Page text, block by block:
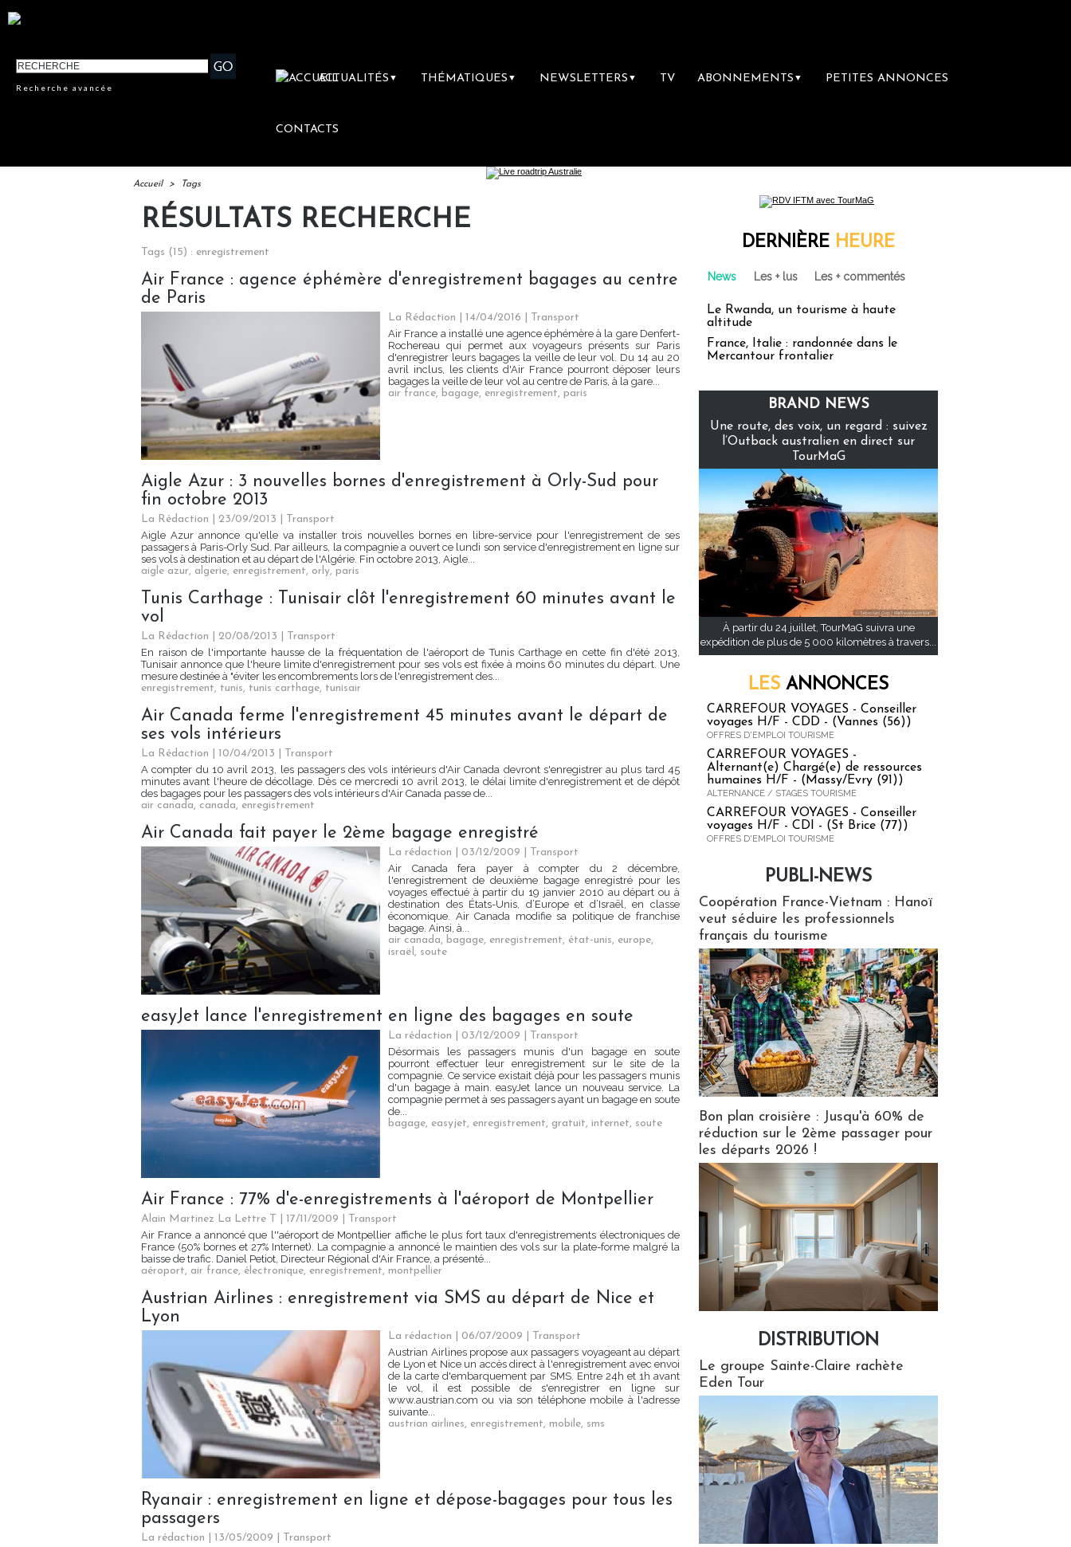
Recherche avancée
ACTUALITÉS ▼ THÉMATIQUES ▼ NEWSLETTERS ▼ TV ABONNEMENTS ▼ PETITES ANNONCES
CONTACTS
Accueil > Tags
RÉSULTATS RECHERCHE
Tags (15) : enregistrement
Air France : agence éphémère d'enregistrement bagages au centre
de Paris
La Rédaction | 14/04/2016
Transport
Air France a installé une agence éphémère à la gare Denfert-
Rochereau qui permet aux voyageurs présents sur Paris
d'enregistrer leurs bagages la veille de leur vol. Du 14 au 20
avril inclus, les clients d'Air France pourront déposer leurs
bagages la veille de leur vol au centre de Paris, à la gare...
air france, bagage, enregistrement, paris
Aigle Azur : 3 nouvelles bornes d'enregistrement à Orly-Sud pour
fin octobre 2013
La Rédaction | 23/09/2013
Transport
Aigle Azur annonce qu'elle va installer trois nouvelles bornes en libre-service pour l'enregistrement de ses
passagers à Paris-Orly Sud. Par ailleurs, la compagnie a ouvert ce lundi son service d'enregistrement en ligne sur
ses vols à destination et au départ de l'Algérie. Fin octobre 2013, Aigle...
aigle azur, algerie, enregistrement, orly, paris
Tunis Carthage : Tunisair clôt l'enregistrement 60 minutes avant le
vol
La Rédaction | 20/08/2013
Transport
En raison de l'importante hausse de la fréquentation de l'aéroport de Tunis Carthage en cette fin d'été 2013,
Tunisair annonce que l'heure limite d'enregistrement pour ses vols est fixée à moins 60 minutes du départ. Une
mesure destinée à "éviter les encombrements lors de l'enregistrement des...
enregistrement, tunis, tunis carthage, tunisair
Air Canada ferme l'enregistrement 45 minutes avant le départ de
ses vols intérieurs
La Rédaction | 10/04/2013
Transport
A compter du 10 avril 2013, les passagers des vols intérieurs d'Air Canada devront s'enregistrer au plus tard 45
minutes avant l'heure de décollage. Dès ce mercredi 10 avril 2013, le délai limite d'enregistrement et de dépôt
des bagages pour les passagers des vols intérieurs d'Air Canada passe de...
air canada, canada, enregistrement
Air Canada fait payer le 2ème bagage enregistré
La rédaction | 03/12/2009
Transport
Air Canada fera payer à compter du 2 décembre,
l'enregistrement de deuxième bagage enregistré pour les
voyages effectué à partir du 19 janvier 2010 au départ ou à
destination des États-Unis, d’Europe et d’Israël, en classe
économique. Air Canada modifie sa politique de franchise
bagage. Ainsi, à...
air canada, bagage, enregistrement, état-unis, europe,
israël, soute
easyJet lance l'enregistrement en ligne des bagages en soute
La rédaction | 03/12/2009
Transport
Désormais les passagers munis d'un bagage en soute
pourront effectuer leur enregistrement sur le site de la
compagnie. Ce service existait déjà pour les passagers munis
d'un bagage à main. easyJet lance un nouveau service. La
compagnie permet à ses passagers ayant un bagage en soute
de...
bagage, easyjet, enregistrement, gratuit, internet, soute
Air France : 77% d'e-enregistrements à l'aéroport de Montpellier
Alain Martinez La Lettre T | 17/11/2009
Transport
Air France a annoncé que l''aéroport de Montpellier affiche le plus fort taux d'enregistrements électroniques de
France (50% bornes et 27% Internet). La compagnie a annoncé le maintien des vols sur la plate-forme malgré la
baisse de trafic. Daniel Petiot, Directeur Régional d'Air France, a présenté...
aéroport, air france, électronique, enregistrement, montpellier
Austrian Airlines : enregistrement via SMS au départ de Nice et
Lyon
La rédaction | 06/07/2009
Transport
Austrian Airlines propose aux passagers voyageant au départ
de Lyon et Nice un accès direct à l'enregistrement avec envoi
de la carte d'embarquement par SMS. Entre 24h et 1h avant
le vol, il est possible de s'enregistrer en ligne sur
www.austrian.com ou via son téléphone mobile à l'adresse
suivante...
austrian airlines, enregistrement, mobile, sms
Ryanair : enregistrement en ligne et dépose-bagages pour tous les
passagers
La rédaction | 13/05/2009
Transport
DERNIÈRE HEURE
News Les + lus Les + commentés
Le Rwanda, un tourisme à haute
altitude
France, Italie : randonnée dans le
Mercantour frontalier
BRAND NEWS
Une route, des voix, un regard : suivez
l’Outback australien en direct sur
TourMaG
À partir du 24 juillet, TourMaG suivra une
expédition de plus de 5 000 kilomètres à travers...
LES ANNONCES
CARREFOUR VOYAGES - Conseiller
voyages H/F - CDD - (Vannes (56))
OFFRES D'EMPLOI TOURISME
CARREFOUR VOYAGES -
Alternant(e) Chargé(e) de ressources
humaines H/F - (Massy/Evry (91))
ALTERNANCE / STAGES TOURISME
CARREFOUR VOYAGES - Conseiller
voyages H/F - CDI - (St Brice (77))
OFFRES D'EMPLOI TOURISME
PUBLI-NEWS
Coopération France-Vietnam : Hanoï
veut séduire les professionnels
français du tourisme
Bon plan croisière : Jusqu'à 60% de
réduction sur le 2ème passager pour
les départs 2026 !
DISTRIBUTION
Le groupe Sainte-Claire rachète
Eden Tour